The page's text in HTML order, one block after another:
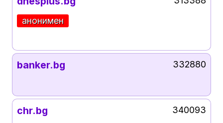
анонимен
banker.bg 332880
chr.bg 340093